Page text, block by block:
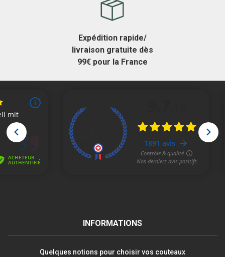
Expédition rapide/
livraison gratuite dès
99€ pour la France
INFORMATIONS
Quelques notions pour choisir vos couteaux